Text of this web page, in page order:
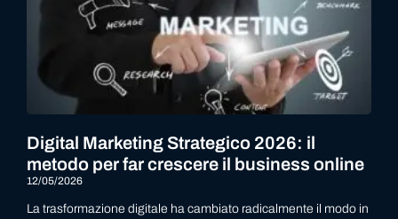
Digital Marketing Strategico 2026: il
metodo per far crescere il business online
12/05/2026
La trasformazione digitale ha cambiato radicalmente il modo in